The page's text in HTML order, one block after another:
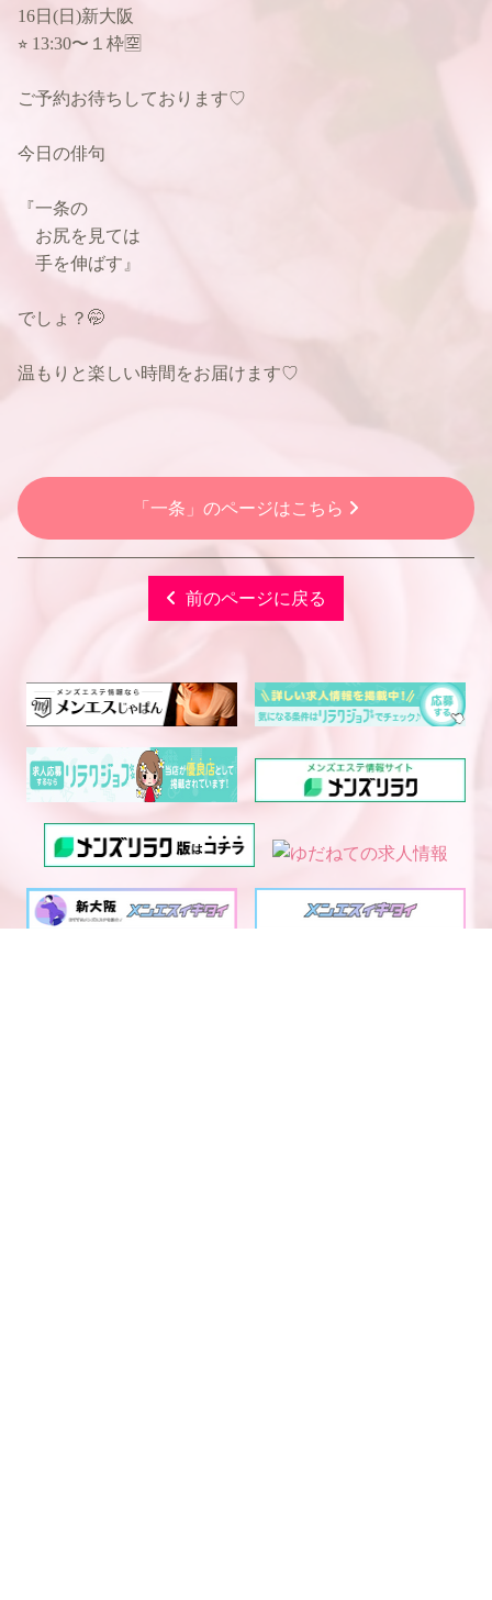
16日(日)新大阪
⭐︎ 13:30〜１枠🈳
ご予約お待ちしております♡
今日の俳句
『一条の
お尻を見ては
手を伸ばす』
でしょ？🤭
温もりと楽しい時間をお届けます♡
「一条」のページはこちら
前のページに戻る